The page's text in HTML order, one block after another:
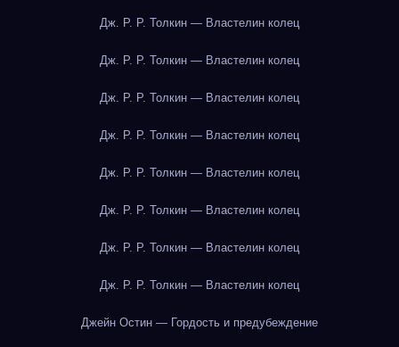
Дж. Р. Р. Толкин — Властелин колец
Дж. Р. Р. Толкин — Властелин колец
Дж. Р. Р. Толкин — Властелин колец
Дж. Р. Р. Толкин — Властелин колец
Дж. Р. Р. Толкин — Властелин колец
Дж. Р. Р. Толкин — Властелин колец
Дж. Р. Р. Толкин — Властелин колец
Дж. Р. Р. Толкин — Властелин колец
Джейн Остин — Гордость и предубеждение